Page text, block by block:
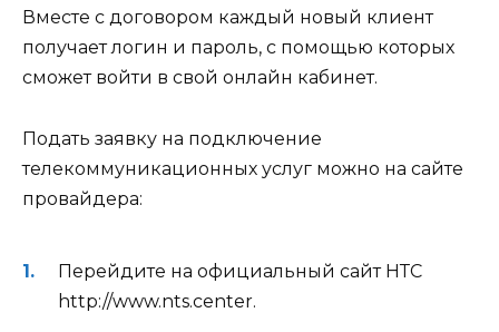
Вместе с договором каждый новый клиент
получает логин и пароль, с помощью которых
сможет войти в свой онлайн кабинет.
Подать заявку на подключение
телекоммуникационных услуг можно на сайте
провайдера:
Перейдите на официальный сайт НТС
http://www.nts.center.